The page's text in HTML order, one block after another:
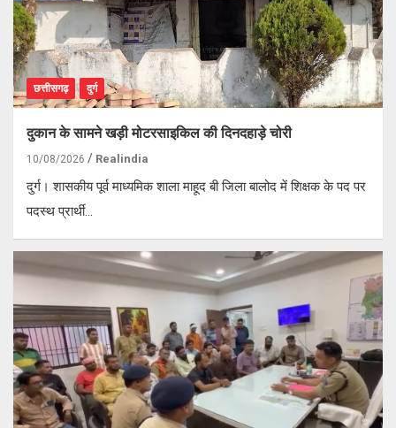
छत्तीसगढ़ दुर्ग
दुकान के सामने खड़ी मोटरसाइकिल की दिनदहाड़े चोरी
10/08/2026 Realindia
दुर्ग। शासकीय पूर्व माध्यमिक शाला माहूद बी जिला बालोद में शिक्षक के पद पर
पदस्थ प्रार्थी…